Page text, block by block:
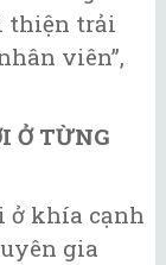
thiện trải
viên”,
Ở TỪNG
ở khía cạnh
gia